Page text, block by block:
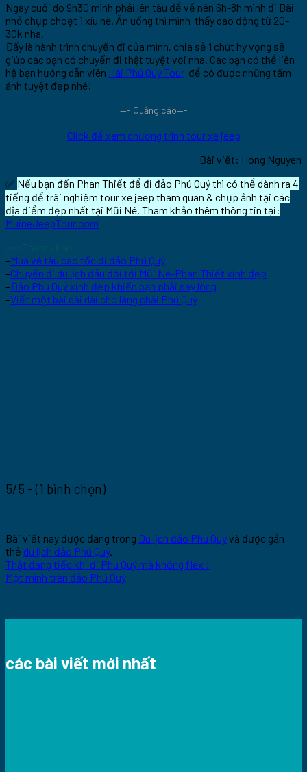
Ngày cuối do 9h30 mình phải lên tàu để về nên 6h-8h mình đi Bãi
nhỏ chụp choẹt 1 xíu nè. Ăn uống thì mình thấy dao động từ 20-
30k nha.
Đấy là hành trình chuyến đi của mình, chia sẻ 1 chút hy vọng sẽ
giúp các bạn có chuyến đi thật tuyệt vời nha. Các bạn có thể liên
hệ bạn hướng dẫn viên Hải Phú Quý Tour để có được những tấm
ảnh tuyệt đẹp nhé!
—- Quảng cáo—-
Click để xem chương trình tour xe jeep
Bài viết: Hong Nguyen
✅ Nếu bạn đến Phan Thiết để đi đảo Phú Quý thì có thể dành ra 4
tiếng để trãi nghiệm tour xe jeep tham quan & chụp ảnh tại các
địa điểm đẹp nhất tại Mũi Né. Tham khảo thêm thông tin tại:
MuineJeepTour.com
–Mua vé tàu cao tốc đi đảo Phú Quý
–Chuyến đi du lịch đầu đời tới Mũi Né-Phan Thiết xinh đẹp
–Đảo Phú Quý xinh đẹp khiến bạn phải say lòng
–Viết một bài dài dài cho làng chài Phú Quý
5/5 - (1 bình chọn)
Bài viết này được đăng trong Du lịch đảo Phú Quývà được gắn
thẻ du lịch đảo Phú Quý.
Thật đáng tiếc khi đi Phú Quý mà không flex !
Một mình trên đảo Phú Quý
các bài viết mới nhất